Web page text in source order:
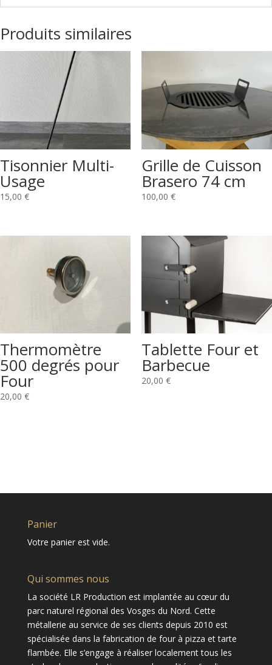
Produits similaires
Tisonnier Multi-
Usage
15,00 €
Grille de Cuisson
Brasero 74 cm
100,00 €
Thermomètre
500 degrés pour
Four
20,00 €
Tablette Four et
Barbecue
20,00 €
Panier
Votre panier est vide.
Qui sommes nous
La société LR Production est implantée au cœur du
parc naturel régional des Vosges du Nord. Cette
métallerie au service de ses clients depuis 2010 est
spécialisée dans la fabrication de four à pizza et tarte
flambée. Elle s’engage à réaliser localement tous les